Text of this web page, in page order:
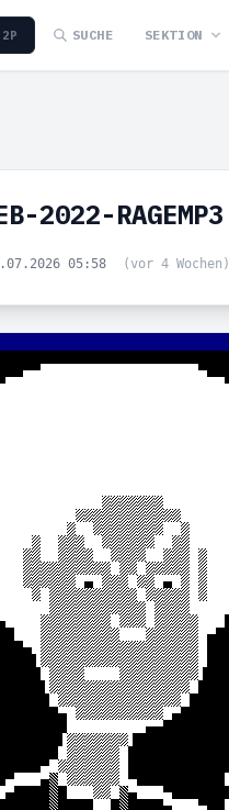
SUCHE SEKTION
2022-RAGEMP3
05:58 (vor 4 Wochen)